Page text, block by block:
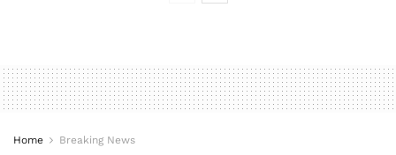
Home Breaking News